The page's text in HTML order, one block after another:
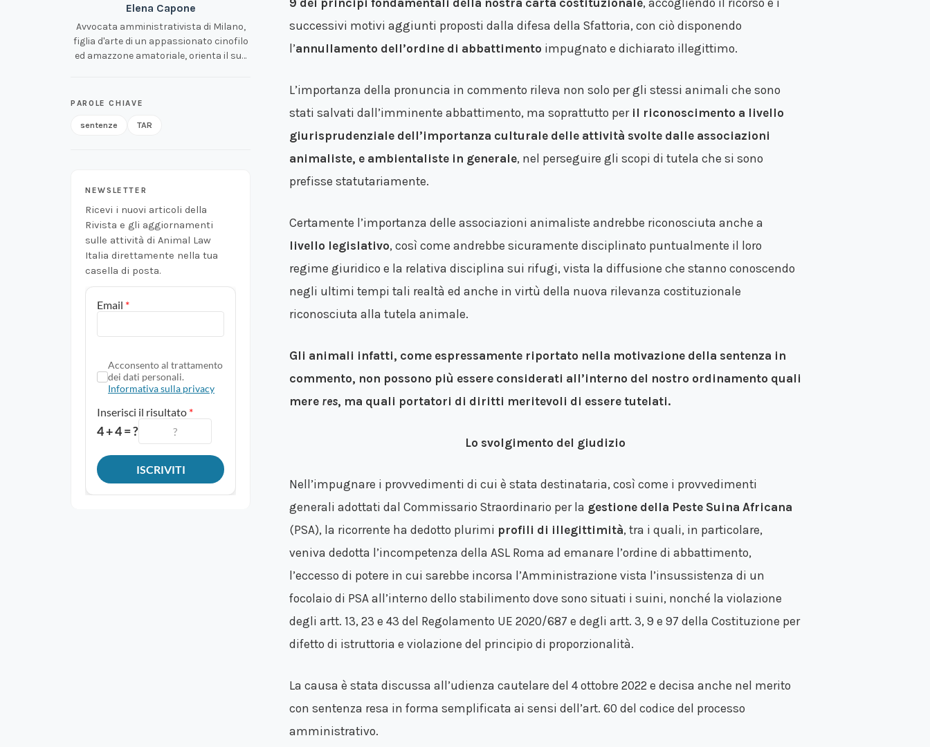
Elena Capone
Avvocata amministrativista di Milano,
figlia d'arte di un appassionato cinofilo
ed amazzone amatoriale, orienta il suo
PAROLE CHIAVE
sentenze TAR
NEWSLETTER
Ricevi i nuovi articoli della
Rivista e gli aggiornamenti
sulle attività di Animal Law
Italia direttamente nella tua
casella di posta.
9 dei principi fondamentali della nostra carta costituzionale, accogliendo il ricorso e i
successivi motivi aggiunti proposti dalla difesa della Sfattoria, con ciò disponendo
l’annullamento dell’ordine di abbattimento impugnato e dichiarato illegittimo.
L’importanza della pronuncia in commento rileva non solo per gli stessi animali che sono
stati salvati dall’imminente abbattimento, ma soprattutto per il riconoscimento a livello
giurisprudenziale dell’importanza culturale delle attività svolte dalle associazioni
animaliste, e ambientaliste in generale, nel perseguire gli scopi di tutela che si sono
prefisse statutariamente.
Certamente l’importanza delle associazioni animaliste andrebbe riconosciuta anche a
livello legislativo, così come andrebbe sicuramente disciplinato puntualmente il loro
regime giuridico e la relativa disciplina sui rifugi, vista la diffusione che stanno conoscendo
negli ultimi tempi tali realtà ed anche in virtù della nuova rilevanza costituzionale
riconosciuta alla tutela animale.
Gli animali infatti, come espressamente riportato nella motivazione della sentenza in
commento, non possono più essere considerati all’interno del nostro ordinamento quali
mere res, ma quali portatori di diritti meritevoli di essere tutelati.
Lo svolgimento del giudizio
Nell’impugnare i provvedimenti di cui è stata destinataria, così come i provvedimenti
generali adottati dal Commissario Straordinario per la gestione della Peste Suina Africana
(PSA), la ricorrente ha dedotto plurimi profili di illegittimità, tra i quali, in particolare,
veniva dedotta l’incompetenza della ASL Roma ad emanare l’ordine di abbattimento,
l’eccesso di potere in cui sarebbe incorsa l’Amministrazione vista l’insussistenza di un
focolaio di PSA all’interno dello stabilimento dove sono situati i suini, nonché la violazione
degli artt. 13, 23 e 43 del Regolamento UE 2020/687 e degli artt. 3, 9 e 97 della Costituzione per
difetto di istruttoria e violazione del principio di proporzionalità.
La causa è stata discussa all’udienza cautelare del 4 ottobre 2022 e decisa anche nel merito
con sentenza resa in forma semplificata ai sensi dell’art. 60 del codice del processo
amministrativo.